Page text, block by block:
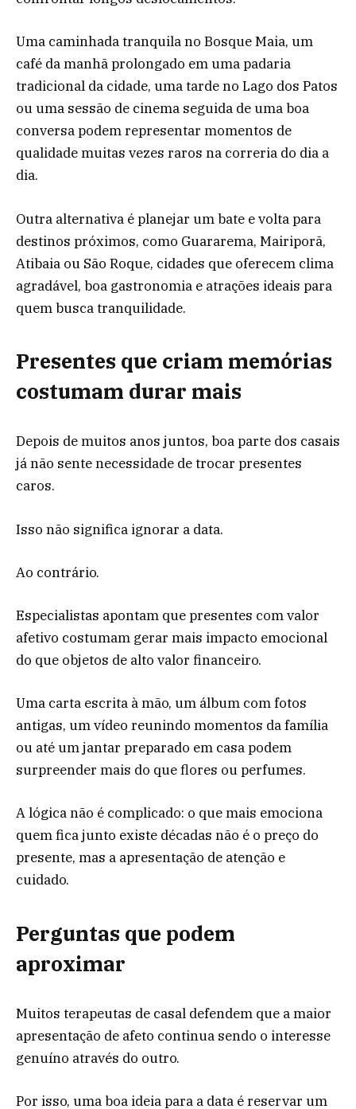
Uma caminhada tranquila no Bosque Maia, um
café da manhã prolongado em uma padaria
tradicional da cidade, uma tarde no Lago dos Patos
ou uma sessão de cinema seguida de uma boa
conversa podem representar momentos de
qualidade muitas vezes raros na correria do dia a
dia.
Outra alternativa é planejar um bate e volta para
destinos próximos, como Guararema, Mairiporã,
Atibaia ou São Roque, cidades que oferecem clima
agradável, boa gastronomia e atrações ideais para
quem busca tranquilidade.
Presentes que criam memórias
costumam durar mais
Depois de muitos anos juntos, boa parte dos casais
já não sente necessidade de trocar presentes
caros.
Isso não significa ignorar a data.
Ao contrário.
Especialistas apontam que presentes com valor
afetivo costumam gerar mais impacto emocional
do que objetos de alto valor financeiro.
Uma carta escrita à mão, um álbum com fotos
antigas, um vídeo reunindo momentos da família
ou até um jantar preparado em casa podem
surpreender mais do que flores ou perfumes.
A lógica não é complicado: o que mais emociona
quem fica junto existe décadas não é o preço do
presente, mas a apresentação de atenção e
cuidado.
Perguntas que podem
aproximar
Muitos terapeutas de casal defendem que a maior
apresentação de afeto continua sendo o interesse
genuíno através do outro.
Por isso, uma boa ideia para a data é reservar um